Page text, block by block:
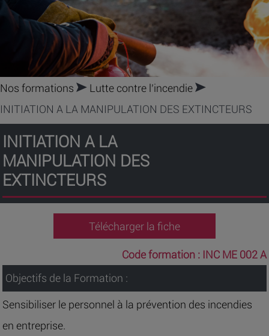
Nos formations
Lutte contre l’incendie
INITIATION A LA MANIPULATION DES EXTINCTEURS
INITIATION A LA
MANIPULATION DES
EXTINCTEURS
Télécharger la fiche
Code formation :INC ME 002 A
Objectifs de la Formation :
Sensibiliser le personnel à la prévention des incendies
en entreprise.